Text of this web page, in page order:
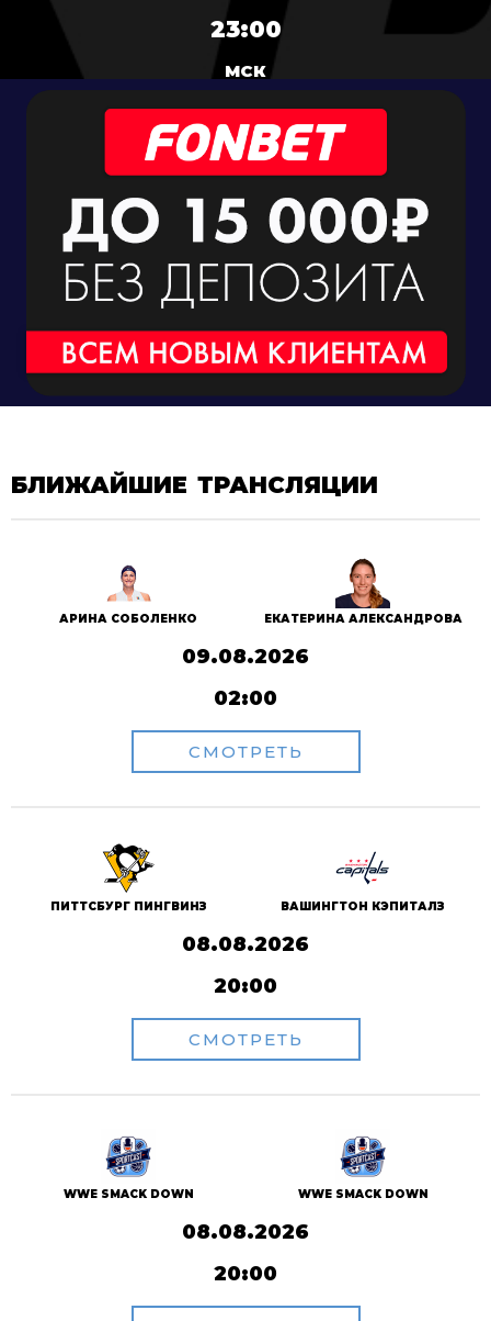
23:00
МСК
БЛИЖАЙШИЕ ТРАНСЛЯЦИИ
АРИНА СОБОЛЕНКО ЕКАТЕРИНА АЛЕКСАНДРОВА
09.08.2026
02:00
СМОТРЕТЬ
ПИТТСБУРГ ПИНГВИНЗ ВАШИНГТОН КЭПИТАЛЗ
08.08.2026
20:00
СМОТРЕТЬ
WWE SMACK DOWN WWE SMACK DOWN
08.08.2026
20:00